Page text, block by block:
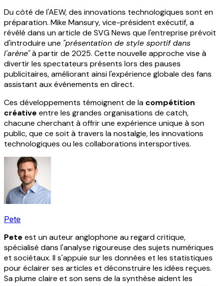
Du côté de l'AEW, des innovations technologiques sont en
préparation. Mike Mansury, vice-président exécutif, a
révélé dans un article de SVG News que l'entreprise prévoit
d'introduire une "présentation de style sportif dans
l'arène"à partir de 2025. Cette nouvelle approche vise à
divertir les spectateurs présents lors des pauses
publicitaires, améliorant ainsi l'expérience globale des fans
assistant aux événements en direct.
Ces développements témoignent de la compétition
créative entre les grandes organisations de catch,
chacune cherchant à offrir une expérience unique à son
public, que ce soit à travers la nostalgie, les innovations
technologiques ou les collaborations intersportives.
Pete
Pete est un auteur anglophone au regard critique,
spécialisé dans l'analyse rigoureuse des sujets numériques
et sociétaux. Il s'appuie sur les données et les statistiques
pour éclairer ses articles et déconstruire les idées reçues.
Sa plume claire et son sens de la synthèse aident les